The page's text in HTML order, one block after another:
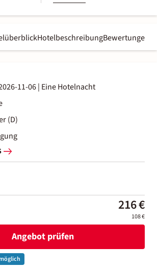
HotelbeschreibungBewertungen
11-06| Eine Hotelnacht
(D)
216 €
108 €
Angebot prüfen